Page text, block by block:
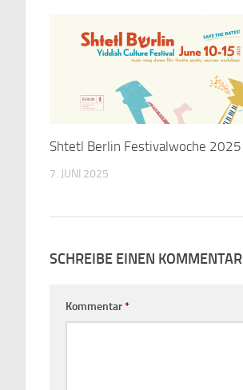
Shtetl Berlin Festivalwoche 2025
7. JUNI 2025
SCHREIBE EINEN KOMMENTAR
Kommentar*